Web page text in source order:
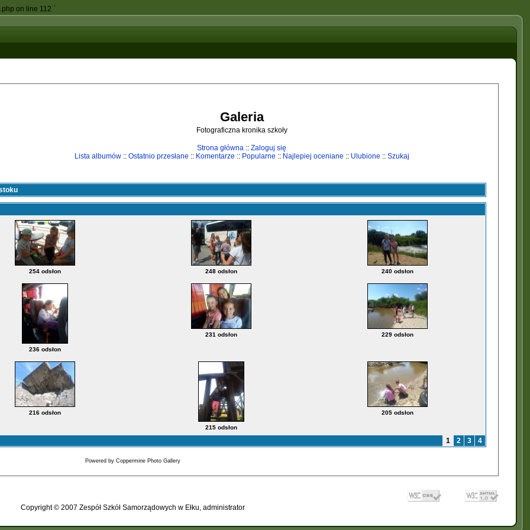
on line 112 `
Galeria
Fotograficzna kronika szkoły
Strona główna :: Zaloguj się
Lista albumów:: Ostatnio przesłane :: Komentarze :: Popularne :: Najlepiej oceniane :: Ulubione :: Szukaj
254 odsłon 248 odsłon 240 odsłon
236 odsłon
231 odsłon 229 odsłon
216 odsłon
215 odsłon
205 odsłon
1 2 3 4
Powered by Coppermine Photo Gallery
Copyright © 2007 Zespół Szkół Samorządowych w Ełku, administrator